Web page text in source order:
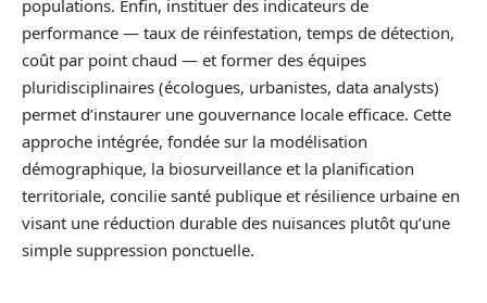
populations. Enfin, instituer des indicateurs de
performance — taux de réinfestation, temps de détection,
coût par point chaud — et former des équipes
pluridisciplinaires (écologues, urbanistes, data analysts)
permet d’instaurer une gouvernance locale efficace. Cette
approche intégrée, fondée sur la modélisation
démographique, la biosurveillance et la planification
territoriale, concilie santé publique et résilience urbaine en
visant une réduction durable des nuisances plutôt qu’une
simple suppression ponctuelle.